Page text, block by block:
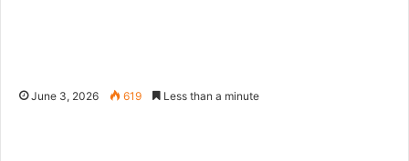
June 3, 2026 619 Less than a minute